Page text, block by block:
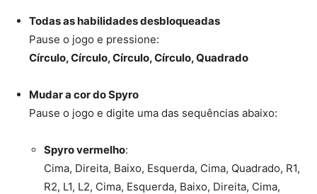
Todas as habilidades desbloqueadas
Pause o jogo e pressione:
Círculo, Círculo, Círculo, Círculo, Quadrado
Mudar a cor do Spyro
Pause o jogo e digite uma das sequências abaixo:
Spyro vermelho:
Cima, Direita, Baixo, Esquerda, Cima, Quadrado, R1,
R2, L1, L2, Cima, Esquerda, Baixo, Direita, Cima,